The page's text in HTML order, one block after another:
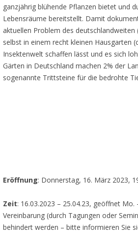
ganzjährig blühende Pflanzen bietet und
Lebensräume bereitstellt. Damit
aktuellen Problem des
selbst in einem recht kleinen Hausgarten
Insektenwelt schaffen lässt und es sich
Gärten in Deutschland machen 2% der
sogenannte Trittsteine für die bedrohte
Eröffnung: Donnerstag, 16. März 2023,
Zeit: 16.03.2023 – 25.04.23, geöffnet
Vereinbarung (durch Tagungen oder
behindert werden – bitte informieren Sie